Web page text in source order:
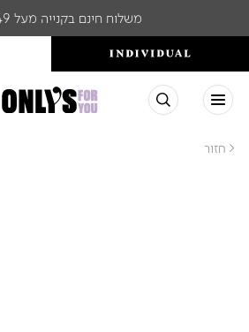
משלוח חינם בקנייה מעל 249 ש"ח
< חזור